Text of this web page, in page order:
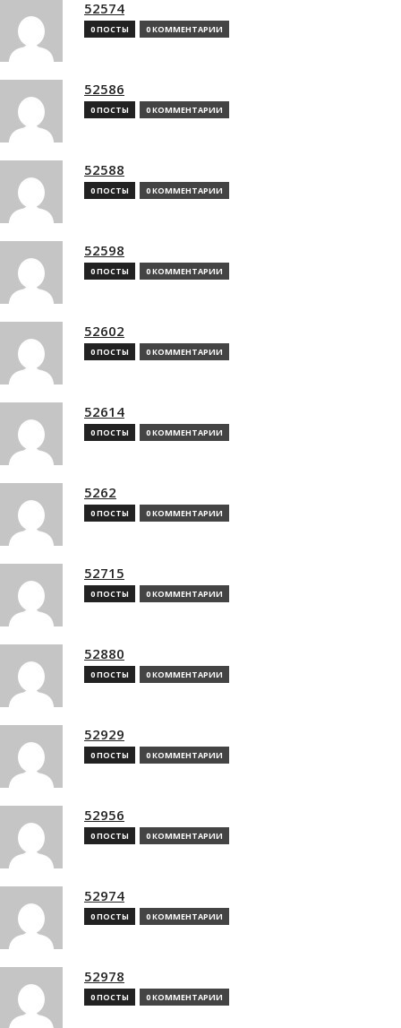
52574
0 ПОСТЫ 0 КОММЕНТАРИИ
52586
0 ПОСТЫ 0 КОММЕНТАРИИ
52588
0 ПОСТЫ 0 КОММЕНТАРИИ
52598
0 ПОСТЫ 0 КОММЕНТАРИИ
52602
0 ПОСТЫ 0 КОММЕНТАРИИ
52614
0 ПОСТЫ 0 КОММЕНТАРИИ
5262
0 ПОСТЫ 0 КОММЕНТАРИИ
52715
0 ПОСТЫ 0 КОММЕНТАРИИ
52880
0 ПОСТЫ 0 КОММЕНТАРИИ
52929
0 ПОСТЫ 0 КОММЕНТАРИИ
52956
0 ПОСТЫ 0 КОММЕНТАРИИ
52974
0 ПОСТЫ 0 КОММЕНТАРИИ
52978
0 ПОСТЫ 0 КОММЕНТАРИИ